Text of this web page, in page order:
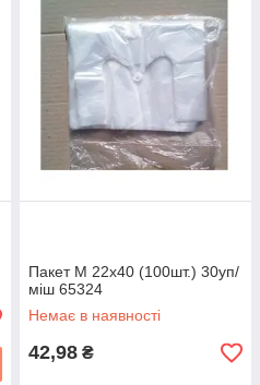
Пакет М 22х40 (100шт.) 30уп/
міш 65324
Немає в наявності
42,98 ₴